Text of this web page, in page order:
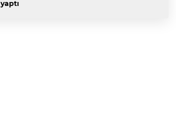
yaptı